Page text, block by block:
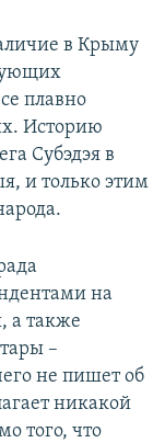
в Крыму
плавно
Историю
Субэдэя в
и только этим
на
а также
–
не пишет об
никакой
того, что